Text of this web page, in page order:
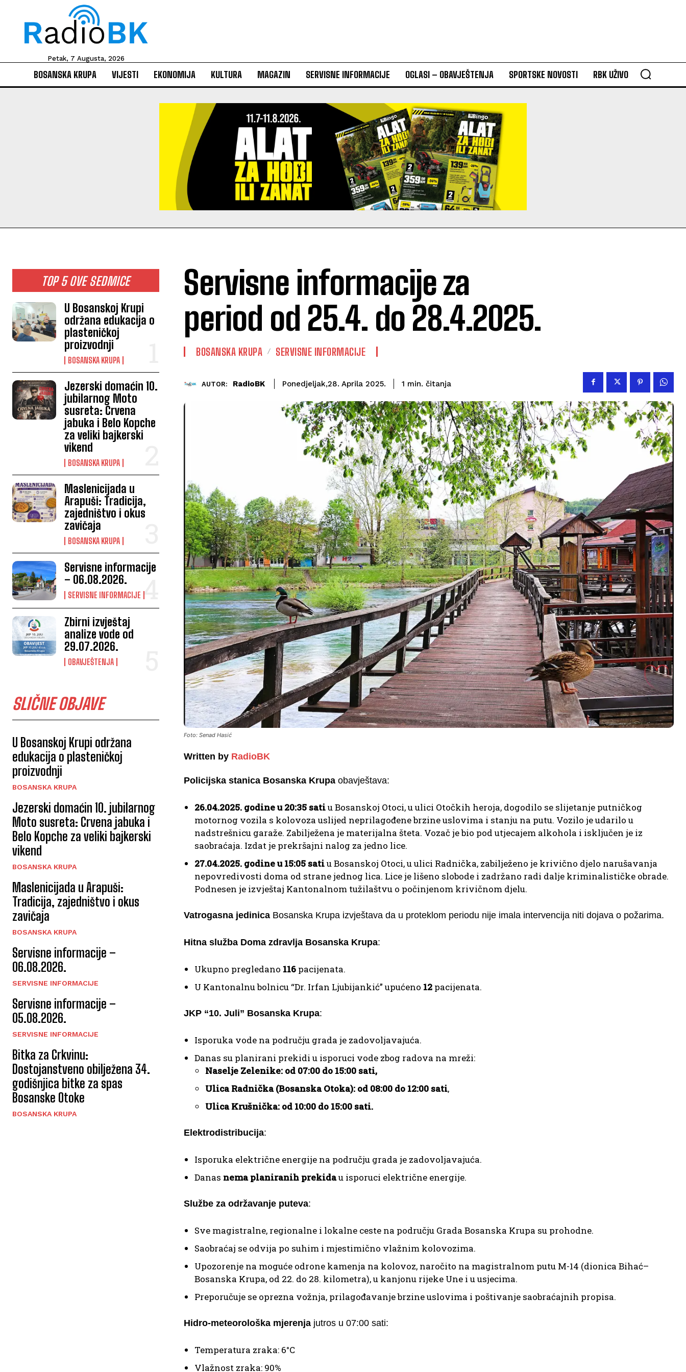
Petak, 7 Augusta, 2026
BOSANSKA KRUPA VIJESTI EKONOMIJA KULTURA MAGAZIN SERVISNE INFORMACIJE OGLASI – OBAVJEŠTENJA SPORTSKE NOVOSTI RBK UŽIVO
TOP 5 OVE SEDMICE
U Bosanskoj Krupi
održana edukacija o
plasteničkoj
proizvodnji
BOSANSKA KRUPA
Jezerski domaćin 10.
jubilarnog Moto
susreta: Crvena
jabuka i Belo Kopche
za veliki bajkerski
vikend
BOSANSKA KRUPA
Maslenicijada u
Arapuši: Tradicija,
zajedništvo i okus
zavičaja
BOSANSKA KRUPA
Servisne informacije
– 06.08.2026.
SERVISNE INFORMACIJE
Zbirni izvještaj
analize vode od
29.07.2026.
OBAVJEŠTENJA
SLIČNE OBJAVE
U Bosanskoj Krupi održana
edukacija o plasteničkoj
proizvodnji
BOSANSKA KRUPA
Jezerski domaćin 10. jubilarnog
Moto susreta: Crvena jabuka i
Belo Kopche za veliki bajkerski
vikend
BOSANSKA KRUPA
Maslenicijada u Arapuši:
Tradicija, zajedništvo i okus
zavičaja
BOSANSKA KRUPA
Servisne informacije –
06.08.2026.
SERVISNE INFORMACIJE
Servisne informacije –
05.08.2026.
SERVISNE INFORMACIJE
Bitka za Crkvinu:
Dostojanstveno obilježena 34.
godišnjica bitke za spas
Bosanske Otoke
BOSANSKA KRUPA
Servisne informacije za
period od 25.4. do 28.4.2025.
BOSANSKA KRUPA SERVISNE INFORMACIJE
AUTOR: RadioBK Ponedjeljak,28. Aprila 2025. 1 min. čitanja
Foto: Senad Hasić
Written by RadioBK
Policijska stanica Bosanska Krupa obavještava:
26.04.2025. godine u 20:35 satiu Bosanskoj Otoci, u ulici Otočkih heroja, dogodilo se slijetanje putničkog
motornog vozila s kolovoza uslijed neprilagođene brzine uslovima i stanju na putu. Vozilo je udarilo u
nadstrešnicu garaže. Zabilježena je materijalna šteta. Vozač je bio pod utjecajem alkohola i isključen je iz
saobraćaja. Izdat je prekršajni nalog za jedno lice.
27.04.2025. godine u 15:05 satiu Bosanskoj Otoci, u ulici Radnička, zabilježeno je krivično djelo narušavanja
nepovredivosti doma od strane jednog lica. Lice je lišeno slobode i zadržano radi dalje kriminalističke obrade.
Podnesen je izvještaj Kantonalnom tužilaštvu o počinjenom krivičnom djelu.
Vatrogasna jedinica Bosanska Krupa izvještava da u proteklom periodu nije imala intervencija niti dojava o požarima.
Hitna služba Doma zdravlja Bosanska Krupa:
Ukupno pregledano 116 pacijenata.
U Kantonalnu bolnicu “Dr. Irfan Ljubijankić” upućeno 12 pacijenata.
JKP “10. Juli” Bosanska Krupa:
Isporuka vode na području grada je zadovoljavajuća.
Danas su planirani prekidi u isporuci vode zbog radova na mreži:
Naselje Zelenike: od 07:00 do 15:00 sati,
Ulica Radnička (Bosanska Otoka): od 08:00 do 12:00 sati,
Ulica Krušnička: od 10:00 do 15:00 sati.
Elektrodistribucija:
Isporuka električne energije na području grada je zadovoljavajuća.
Danas nema planiranih prekidau isporuci električne energije.
Službe za održavanje puteva:
Sve magistralne, regionalne i lokalne ceste na području Grada Bosanska Krupa su prohodne.
Saobraćaj se odvija po suhim i mjestimično vlažnim kolovozima.
Upozorenje na moguće odrone kamenja na kolovoz, naročito na magistralnom putu M-14 (dionica Bihać–
Bosanska Krupa, od 22. do 28. kilometra), u kanjonu rijeke Une i u usjecima.
Preporučuje se oprezna vožnja, prilagođavanje brzine uslovima i poštivanje saobraćajnih propisa.
Hidro-meteorološka mjerenja jutros u 07:00 sati:
Temperatura zraka: 6°C
Vlažnost zraka: 90%